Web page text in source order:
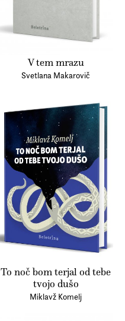
V tem mrazu
Svetlana Makarovič
To noč bom terjal od tebe
tvojo dušo
Miklavž Komelj